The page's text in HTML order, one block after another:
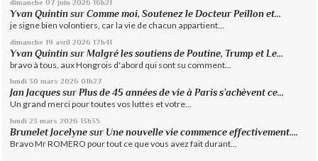
dimanche 07 juin 2026 16h21
Yvan Quintin surComme moi, Soutenez le Docteur Peillon et...
je signe bien volontiers, car la vie de chacun appartient...
dimanche 19 avril 2026 17h41
Yvan Quintin surMalgré les soutiens de Poutine, Trump et Le...
bravo à tous, aux Hongrois d'abord qui sont su comment...
lundi 30 mars 2026 01h27
Jan Jacques surPlus de 45 années de vie à Paris s’achèvent ce...
Un grand merci pour toutes vos luttes et votre...
lundi 23 mars 2026 13h35
Brunelet Jocelyne sur Une nouvelle vie commence effectivement....
Bravo Mr ROMERO pour tout ce que vous avez fait durant...